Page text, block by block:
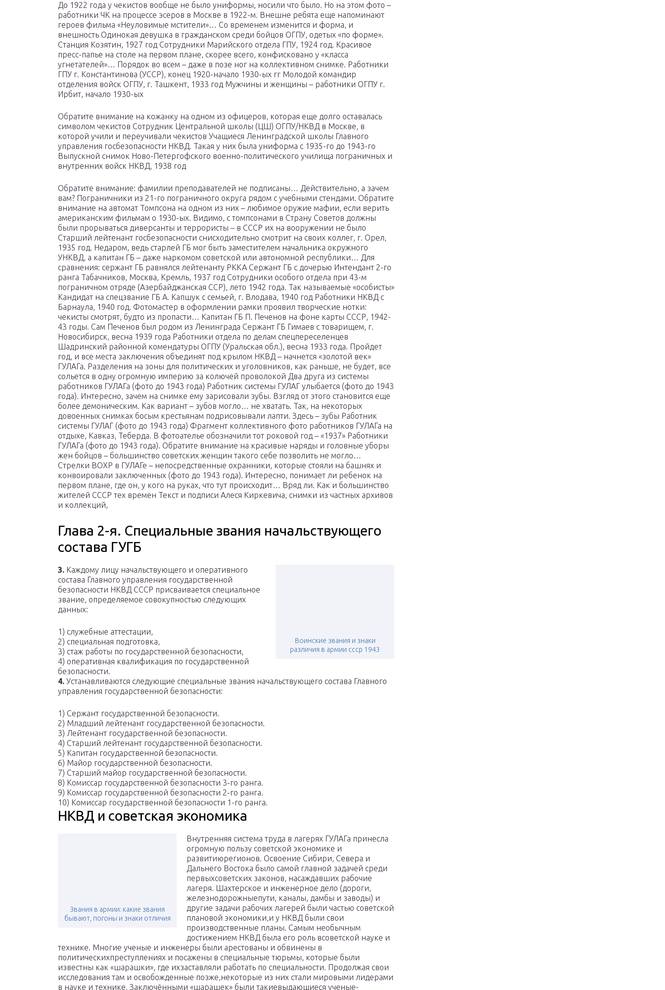
До 1922 года у чекистов вообще не было униформы, носили что было. Но на этом фото –
работники ЧК на процессе эсеров в Москве в 1922-м. Внешне ребята еще напоминают
героев фильма «Неуловимые мстители»… Со временем изменится и форма, и
внешность Одинокая девушка в гражданском среди бойцов ОГПУ, одетых «по форме».
Станция Козятин, 1927 год Сотрудники Марийского отдела ГПУ, 1924 год. Красивое
пресс-папье на столе на первом плане, скорее всего, конфисковано у «класса
угнетателей»… Порядок во всем – даже в позе ног на коллективном снимке. Работники
ГПУ г. Константинова (УССР), конец 1920-начало 1930-ых гг Молодой командир
отделения войск ОГПУ, г. Ташкент, 1933 год Мужчины и женщины – работники ОГПУ г.
Ирбит, начало 1930-ых
Обратите внимание на кожанку на одном из офицеров, которая еще долго оставалась
символом чекистов Сотрудник Центральной школы (ЦШ) ОГПУ/НКВД в Москве, в
которой учили и переучивали чекистов Учащиеся Ленинградской школы Главного
управления госбезопасности НКВД. Такая у них была униформа с 1935-го до 1943-го
Выпускной снимок Ново-Петергофского военно-политического училища пограничных и
внутренних войск НКВД, 1938 год
Обратите внимание: фамилии преподавателей не подписаны… Действительно, а зачем
вам? Пограничники из 21-го пограничного округа рядом с учебными стендами. Обратите
внимание на автомат Томпсона на одном из них – любимое оружие мафии, если верить
американским фильмам о 1930-ых. Видимо, с томпсонами в Страну Советов должны
были прорываться диверсанты и террористы – в СССР их на вооружении не было
Старший лейтенант госбезопасности снисходительно смотрит на своих коллег, г. Орел,
1935 год. Недаром, ведь старлей ГБ мог быть заместителем начальника окружного
УНКВД, а капитан ГБ – даже наркомом советской или автономной республики… Для
сравнения: сержант ГБ равнялся лейтенанту РККА Сержант ГБ с дочерью Интендант 2-го
ранга Табачников, Москва, Кремль, 1937 год Сотрудники оcобого отдела при 43-м
пограничном отряде (Азербайджанская ССР), лето 1942 года. Так называемые «особисты»
Кандидат на спецзвание ГБ А. Капшук с семьей, г. Влодава, 1940 год Работники НКВД с
Барнаула, 1940 год. Фотомастер в оформлении рамки проявил творческие нотки:
чекисты смотрят, будто из пропасти… Капитан ГБ П. Печенов на фоне карты СССР, 1942-
43 годы. Сам Печенов был родом из Ленинграда Сержант ГБ Гимаев с товарищем, г.
Новосибирск, весна 1939 года Работники отдела по делам спецпереселенцев
Шадринский районной комендатуры ОГПУ (Уральская обл.), весна 1933 года. Пройдет
год, и все места заключения объединят под крылом НКВД – начнется «золотой век»
ГУЛАГа. Разделения на зоны для политических и уголовников, как раньше, не будет, все
сольется в одну огромную империю за колючей проволокой Два друга из системы
работников ГУЛАГа (фото до 1943 года) Работник системы ГУЛАГ улыбается (фото до 1943
года). Интересно, зачем на снимке ему зарисовали зубы. Взгляд от этого становится еще
более демоническим. Как вариант – зубов могло… не хватать. Так, на некоторых
довоенных снимках босым крестьянам подрисовывали лапти. Здесь – зубы Работник
системы ГУЛАГ (фото до 1943 года) Фрагмент коллективного фото работников ГУЛАГа на
отдыхе, Кавказ, Теберда. В фотоателье обозначили тот роковой год – «1937» Работники
ГУЛАГа (фото до 1943 года). Обратите внимание на красивые наряды и головные уборы
жен бойцов – большинство советских женщин такого себе позволить не могло…
Стрелки ВОХР в ГУЛАГе – непосредственные охранники, которые стояли на башнях и
конвоировали заключенных (фото до 1943 года). Интересно, понимает ли ребенок на
первом плане, где он, у кого на руках, что тут происходит… Вряд ли. Как и большинство
жителей СССР тех времен Текст и подписи Алеся Киркевича, снимки из частных архивов
и коллекций,
Глава 2-я. Специальные звания начальствующего
состава ГУГБ
Воинские звания и знаки
различия в армии ссср 1943
3. Каждому лицу начальствующего и оперативного
состава Главного управления государственной
безопасности НКВД СССР присваивается специальное
звание, определяемое совокупностью следующих
данных:
1) служебные аттестации,
2) специальная подготовка,
3) стаж работы по государственной безопасности,
4) оперативная квалификация по государственной
безопасности.
4. Устанавливаются следующие специальные звания начальствующего состава Главного
управления государственной безопасности:
1) Сержант государственной безопасности.
2) Младший лейтенант государственной безопасности.
3) Лейтенант государственной безопасности.
4) Старший лейтенант государственной безопасности.
5) Капитан государственной безопасности.
6) Майор государственной безопасности.
7) Старший майор государственной безопасности.
8) Комиссар государственной безопасности 3-го ранга.
9) Комиссар государственной безопасности 2-го ранга.
10) Комиссар государственной безопасности 1-го ранга.
НКВД и советская экономика
Звания в армии: какие звания
бывают, погоны и знаки отличия
Внутренняя система труда в лагерях ГУЛАГа принесла
огромную пользу советской экономике и
развитиюрегионов. Освоение Сибири, Севера и
Дальнего Востока было самой главной задачей среди
первыхсоветских законов, насаждавших рабочие
лагеря. Шахтерское и инженерное дело (дороги,
железнодорожныепути, каналы, дамбы и заводы) и
другие задачи рабочих лагерей были частью советской
плановой экономики,и у НКВД были свои
производственные планы. Самым необычным
достижением НКВД была его роль всоветской науке и
технике. Многие ученые и инженеры были арестованы и обвинены в
политическихпреступлениях и посажены в специальные тюрьмы, которые были
известны как «шарашки», где ихзаставляли работать по специальности. Продолжая свои
исследования там и освобожденные позже,некоторые из них стали мировыми лидерами
в науке и технике. Заключёнными «шарашек» были такиевыдающиеся ученые-